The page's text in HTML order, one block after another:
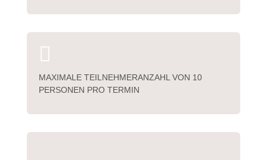

MAXIMALE TEILNEHMERANZAHL VON 10
PERSONEN PRO TERMIN